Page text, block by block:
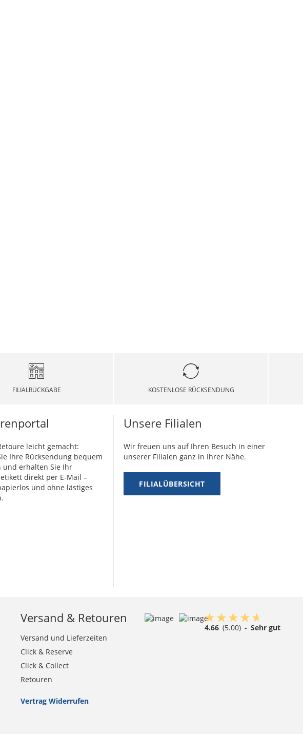
FILIALRÜCKGABE KOSTENLOSE RÜCKSENDUNG
leicht gemacht:
Ihre Rücksendung bequem
und erhalten Sie Ihr
direkt per E-Mail –
und ohne lästiges
Unsere Filialen
Wir freuen uns auf Ihren Besuch in einer
unserer Filialen ganz in Ihrer Nähe.
FILIALÜBERSICHT
Versand & Retouren
Versand und Lieferzeiten
Click & Reserve
Click & Collect
Retouren
Vertrag Widerrufen
4.66 (5.00) - Sehr gut